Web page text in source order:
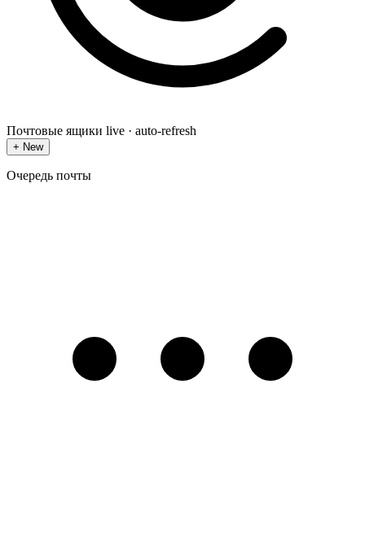
Почтовые ящики live · auto-refresh
+ New
Очередь почты